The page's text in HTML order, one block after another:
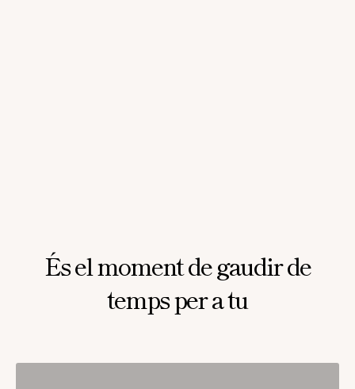
És el moment de gaudir de
temps per a tu